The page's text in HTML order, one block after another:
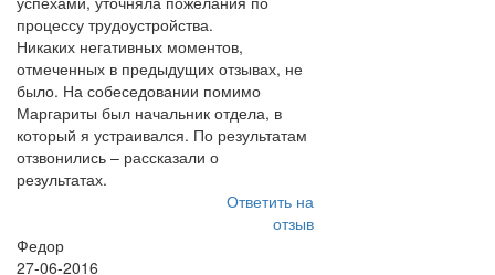
процессу трудоустройства.
Никаких негативных моментов,
отмеченных в предыдущих отзывах, не
было. На собеседовании помимо
Маргариты был начальник отдела, в
который я устраивался. По результатам
отзвонились – рассказали о
результатах.
Ответить на
отзыв
Федор
27-06-2016